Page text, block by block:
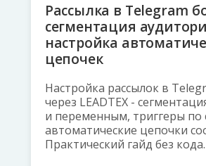
Рассылка в Telegram
сегментация
настройка
цепочек
Настройка рассылок в
через LEADTEX -
и переменным, триггеры по
автоматические цепочки
Практический гайд без кода.